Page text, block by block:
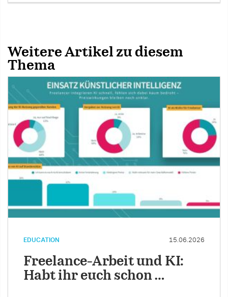
Weitere Artikel zu diesem
Thema
EDUCATION 15.06.2026
Freelance-Arbeit und KI:
Habt ihr euch schon …